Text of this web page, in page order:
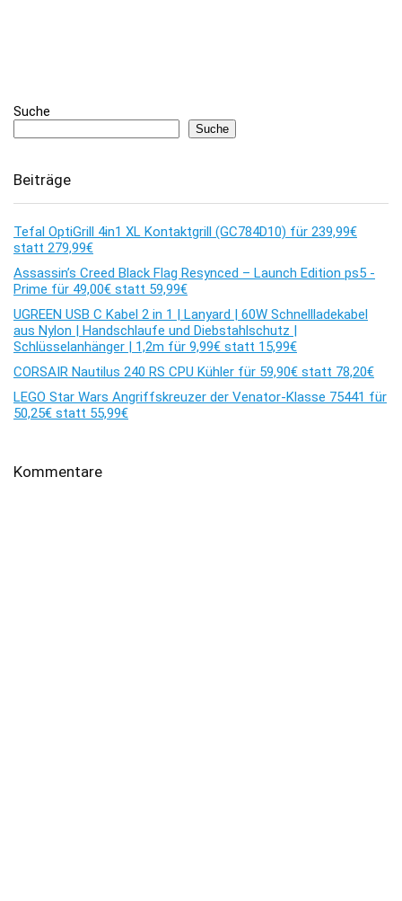
Suche
Suche
Beiträge
Tefal OptiGrill 4in1 XL Kontaktgrill (GC784D10) für 239,99€
statt 279,99€
Assassin’s Creed Black Flag Resynced – Launch Edition ps5 -
Prime für 49,00€ statt 59,99€
UGREEN USB C Kabel 2 in 1 | Lanyard | 60W Schnellladekabel
aus Nylon | Handschlaufe und Diebstahlschutz |
Schlüsselanhänger | 1,2m für 9,99€ statt 15,99€
CORSAIR Nautilus 240 RS CPU Kühler für 59,90€ statt 78,20€
LEGO Star Wars Angriffskreuzer der Venator-Klasse 75441 für
50,25€ statt 55,99€
Kommentare